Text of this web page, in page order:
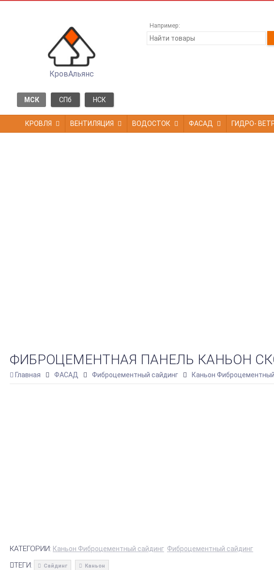
КровАльянс
МСК СПб НСК
Например:
КРОВЛЯ ВЕНТИЛЯЦИЯ ВОДОСТОК ФАСАД ГИДРО-
ФИБРОЦЕМЕНТНАЯ ПАНЕЛЬ КАНЬОН
Главная ФАСАД Фиброцементный сайдинг Каньон
КАТЕГОРИИ: Каньон Фиброцементный сайдинг Фиброцементный сайдинг
ТЕГИ: Сайдинг Каньон